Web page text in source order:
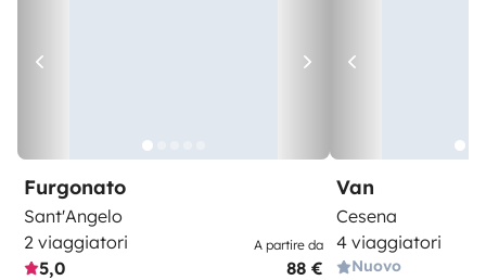
Furgonato
Sant'Angelo
2 viaggiatori
5,0
A partire da
88 €
Van
Cesena
4 viaggiatori
Nuovo